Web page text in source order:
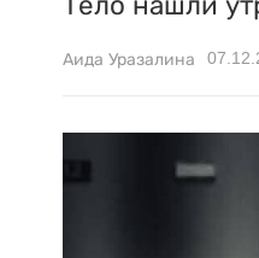
Аида Уразалина